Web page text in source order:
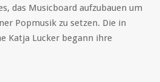
das Musicboard aufzubauen um
Popmusik zu setzen. Die in
Katja Lucker begann ihre